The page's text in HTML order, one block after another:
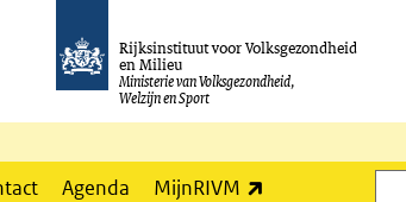
Rijksinstituut voor Volksgezondheid
en Milieu
Ministerie van Volksgezondheid,
Welzijn en Sport
Agenda MijnRIVM
Zoeken